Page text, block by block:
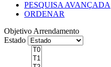
PESQUISA AVANÇADA
ORDENAR
Objetivo Arrendamento
Estado